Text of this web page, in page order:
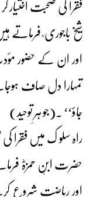
فقرا کی صحبت اختیار
شیخ باجوری ؒ فرماتے
اور ان کے حضور
تمہارا دل صاف
جاؤ‘‘ ۔(جو ہرِ توحید)
راہ سلو ک میں فقرا
حضرت ابنِ حمزہؓ
اور ریاضت شروع